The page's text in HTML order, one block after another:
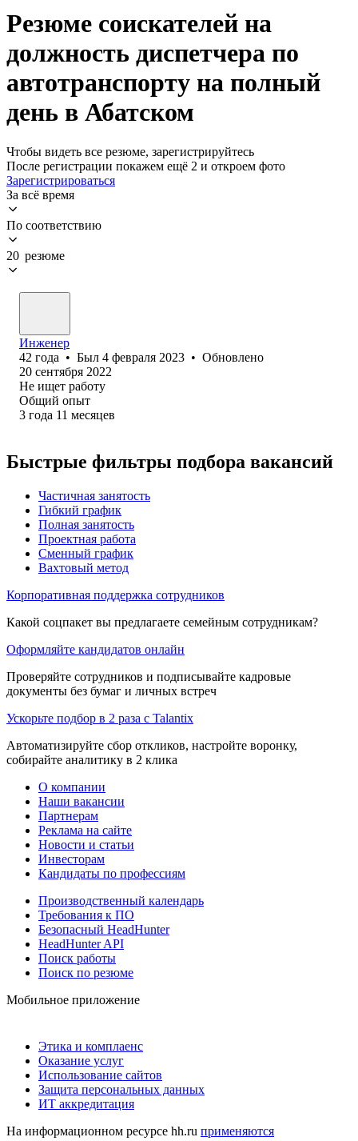
Резюме соискателей на
должность диспетчера по
автотранспорту на полный
день в Абатском
Чтобы видеть все резюме, зарегистрируйтесь
После регистрации покажем ещё 2 и откроем фото
Зарегистрироваться
За всё время
По соответствию
20 резюме
Инженер
42 года • Был 4 февраля 2023 • Обновлено
20 сентября 2022
Не ищет работу
Общий опыт
3 года 11 месяцев
Быстрые фильтры подбора вакансий
Частичная занятость
Гибкий график
Полная занятость
Проектная работа
Сменный график
Вахтовый метод
Корпоративная поддержка сотрудников
Какой соцпакет вы предлагаете семейным сотрудникам?
Оформляйте кандидатов онлайн
Проверяйте сотрудников и подписывайте кадровые
документы без бумаг и личных встреч
Ускорьте подбор в 2 раза с Talantix
Автоматизируйте сбор откликов, настройте воронку,
собирайте аналитику в 2 клика
О компании
Наши вакансии
Партнерам
Реклама на сайте
Новости и статьи
Инвесторам
Кандидаты по профессиям
Производственный календарь
Требования к ПО
Безопасный HeadHunter
HeadHunter API
Поиск работы
Поиск по резюме
Мобильное приложение
Этика и комплаенс
Оказание услуг
Использование сайтов
Защита персональных данных
ИТ аккредитация
На информационном ресурсе hh.ru применяются